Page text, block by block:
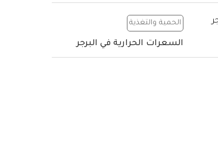
الحمية والتغذية
السعرات الحرارية في البرجر